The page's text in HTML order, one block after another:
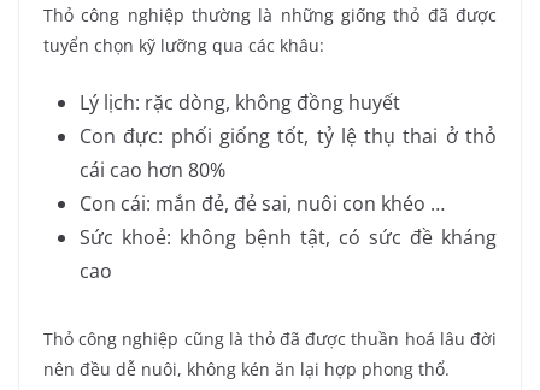
Thỏ công nghiệp thường là những giống thỏ đã được
tuyển chọn kỹ lưỡng qua các khâu:
Lý lịch: rặc dòng, không đồng huyết
Con đực: phối giống tốt, tỷ lệ thụ thai ở thỏ
cái cao hơn 80%
Con cái: mắn đẻ, đẻ sai, nuôi con khéo …
Sức khoẻ: không bệnh tật, có sức đề kháng
cao
Thỏ công nghiệp cũng là thỏ đã được thuần hoá lâu đời
nên đều dễ nuôi, không kén ăn lại hợp phong thổ.